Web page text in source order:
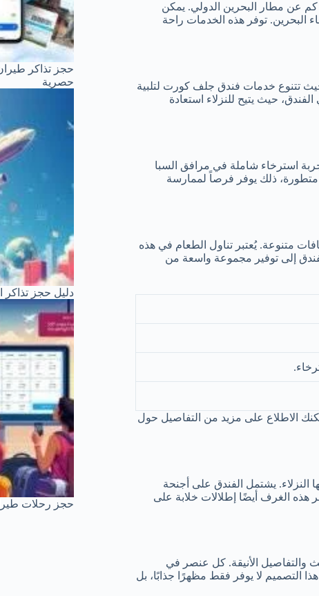
تعتبر وسائل النقل في البحرين متاحة بسهولة من موقع فندق جلف كورت، حيث يبعد 11.2 كم عن مطار البحرين الدولي. يمكن
البحرين. توفر هذه الخدمات راحة
تتنوع خدمات فندق جلف كورت لتلبية
حيث يتيح للنزلاء استعادة
استرخاء شاملة في مرافق السبا
متطورة، ذلك يوفر فرصاً لممارسة
متنوعة. يُعتبر تناول الطعام في هذه
إلى توفير مجموعة واسعة من
الاطلاع على مزيد من التفاصيل حول
النزلاء. يشتمل الفندق على أجنحة
هذه الغرف أيضًا إطلالات خلابة على
الأنيقة. كل عنصر في
التصميم لا يوفر فقط مظهرًا جذابًا، بل
حجز تذاكر
حصرية
دليل حجز تذاكر
حجز رحلات